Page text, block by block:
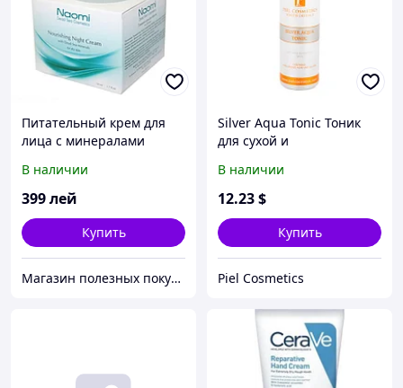
Питательный крем для
лица с минералами
для сухой кожи
В наличии
399лей
Купить
Магазин полезных покупок "Goodbuy"
Silver Aqua Tonic Тоник
для сухой и
В наличии
12.23$
Купить
Piel Cosmetics